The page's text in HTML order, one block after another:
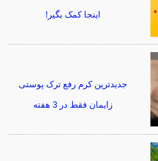
اینجا کمک بگیر!
جدیدترین کرم رفع ترک پوستی
زایمان فقط در 3 هفته